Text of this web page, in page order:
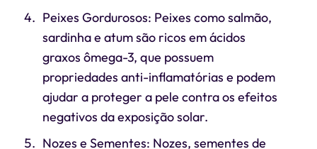
Peixes Gordurosos: Peixes como salmão,
sardinha e atum são ricos em ácidos
graxos ômega-3, que possuem
propriedades anti-inflamatórias e podem
ajudar a proteger a pele contra os efeitos
negativos da exposição solar.
Nozes e Sementes: Nozes, sementes de